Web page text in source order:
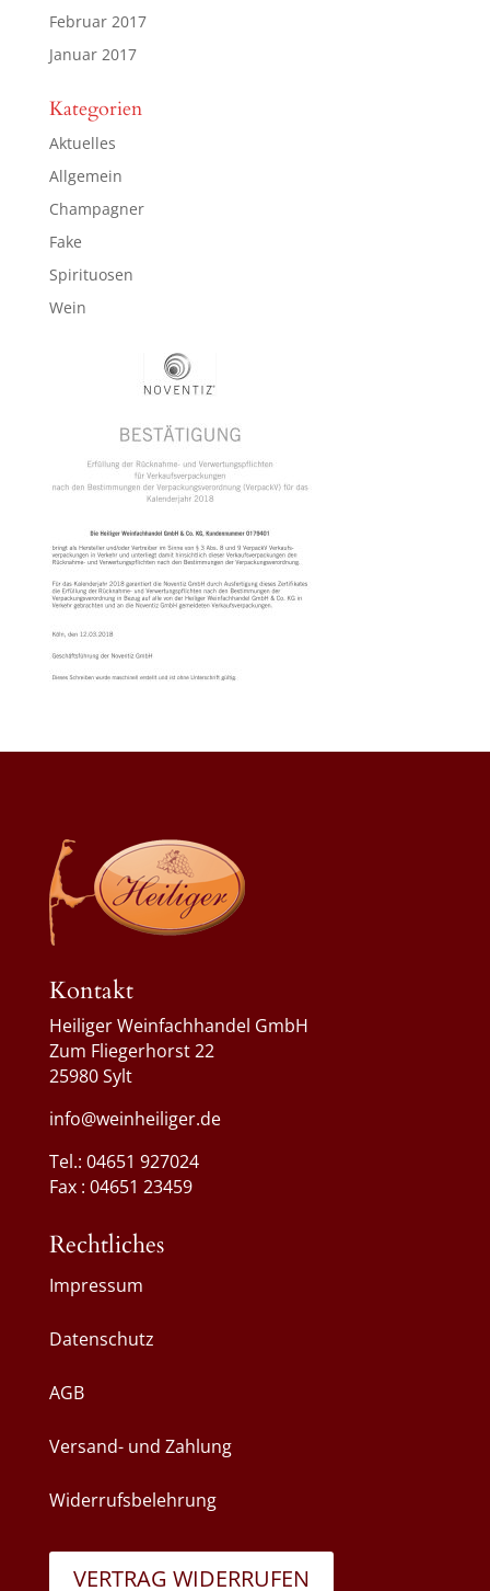
Februar 2017
Januar 2017
Kategorien
Aktuelles
Allgemein
Champagner
Fake
Spirituosen
Wein
Kontakt
Heiliger Weinfachhandel GmbH
Zum Fliegerhorst 22
25980 Sylt
info@weinheiliger.de
Tel.: 04651 927024
Fax : 04651 23459
Rechtliches
Impressum
Datenschutz
AGB
Versand- und Zahlung
Widerrufsbelehrung
VERTRAG WIDERRUFEN